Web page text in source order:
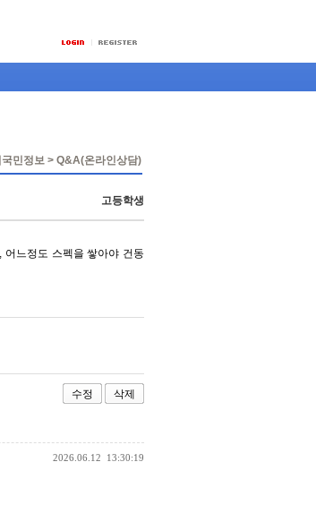
국민정보 > Q&A(온라인상담)
고등학생
느정도 스펙을 쌓아야 건동
수정 삭제
2026.06.12 13:30:19